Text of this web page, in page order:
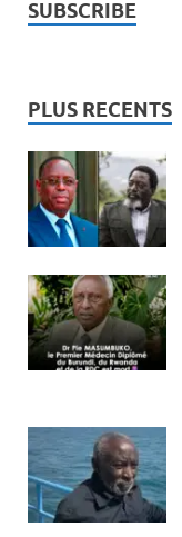
SUBSCRIBE
PLUS RECENTS